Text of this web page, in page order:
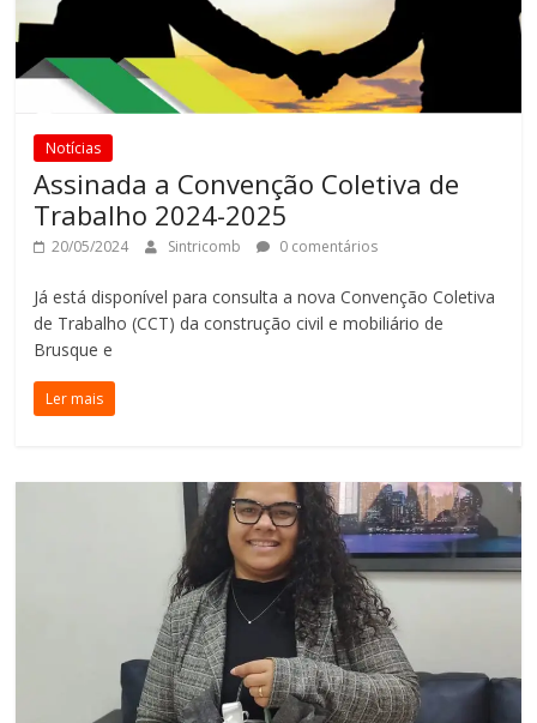
Notícias
Assinada a Convenção Coletiva de
Trabalho 2024-2025
20/05/2024 Sintricomb 0 comentários
Já está disponível para consulta a nova Convenção Coletiva
de Trabalho (CCT) da construção civil e mobiliário de
Brusque e
Ler mais